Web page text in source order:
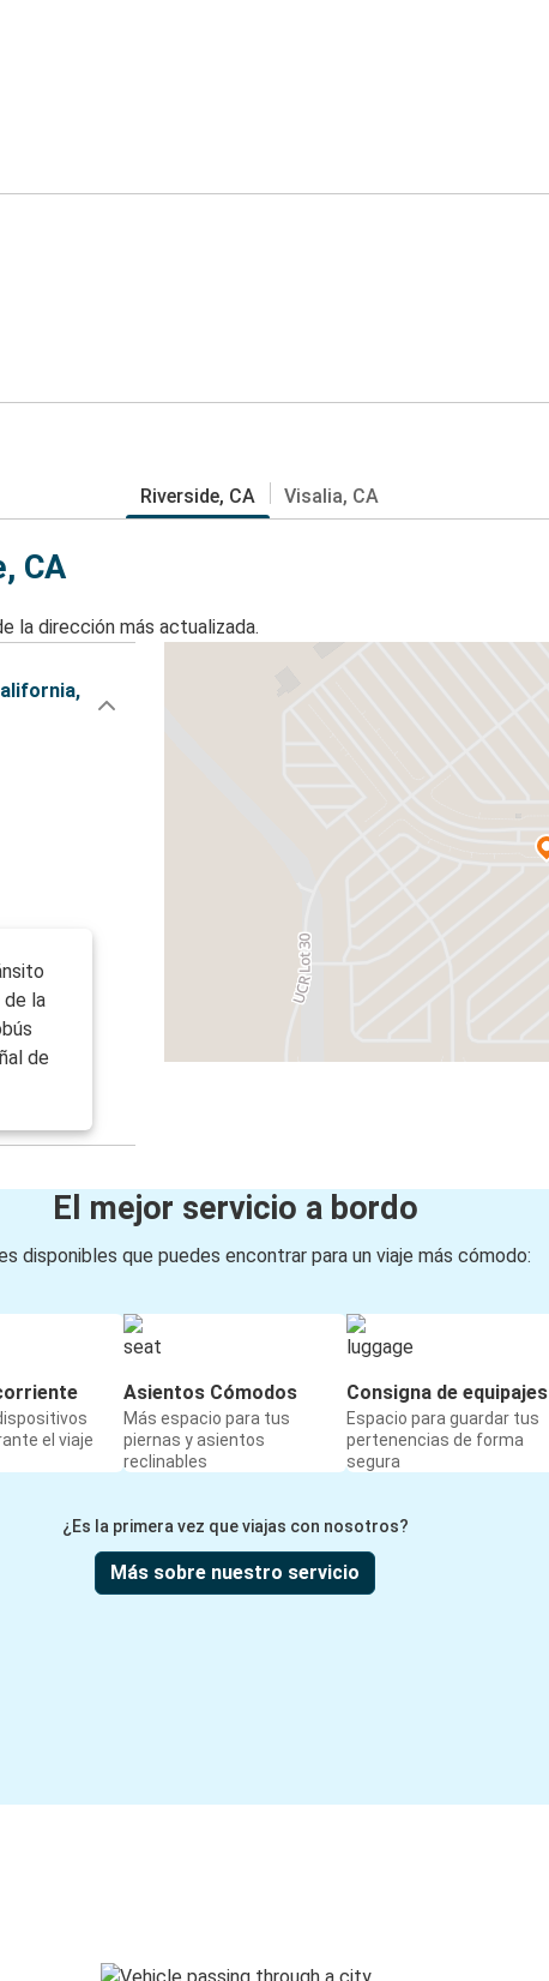
Riverside, CA Visalia, CA
CA
la dirección más actualizada.
la
de
El mejor servicio a bordo
disponibles que puedes encontrar para un viaje más cómodo:
el viaje
Asientos Cómodos
Más espacio para tus
piernas y asientos
reclinables
Consigna de equipajes
Espacio para guardar tus
pertenencias de forma
segura
¿Es la primera vez que viajas con nosotros?
Más sobre nuestro servicio